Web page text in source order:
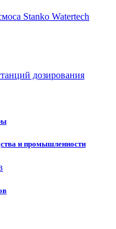
Stanko Watertech
дозирования
и промышленности